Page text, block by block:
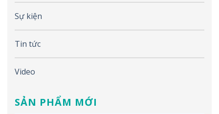
Sự kiện
Tin tức
Video
SẢN PHẨM MỚI